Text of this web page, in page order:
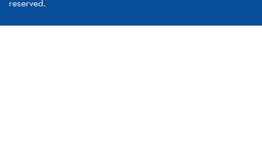
reserved.